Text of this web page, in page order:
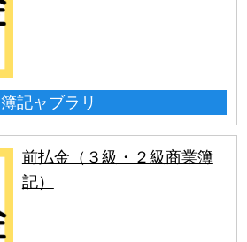
簿記ャブラリ
前払金（３級・２級商業簿
記）